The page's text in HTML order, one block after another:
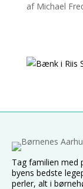
af Michael
Tag familien med
byens bedste
perler, alt i